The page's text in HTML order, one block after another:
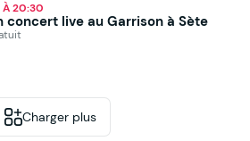
À 20:30
concert live au Garrison à Sète
Charger plus